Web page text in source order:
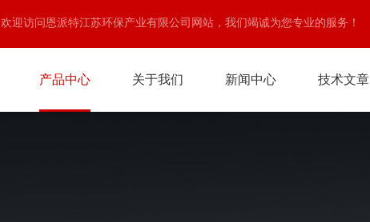
欢迎访问恩派特江苏环保产业有限公司网站，我们竭诚为您专业的服务！
产品中心 关于我们 新闻中心 技术文章